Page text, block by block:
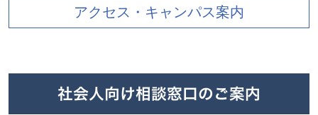
アクセス・キャンパス案内
社会人向け相談窓口のご案内